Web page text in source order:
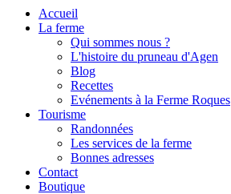
Accueil
La ferme
Qui sommes nous ?
L'histoire du pruneau d'Agen
Blog
Recettes
Evénements à la Ferme Roques
Tourisme
Randonnées
Les services de la ferme
Bonnes adresses
Contact
Boutique